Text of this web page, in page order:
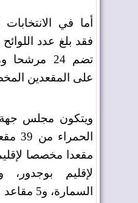
أما في الانتخابات
تضم 24
على المقعدين
ويتكون مجلس جهة
السمارة، و5 مقاعد لإقليم طرفاية